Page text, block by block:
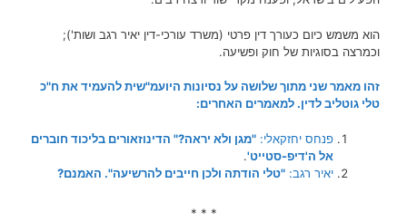
הוא משמש כיום כעורך דין פרטי (משרד עורכי-דין‏ יאיר רגב ושות');
וכמרצה בסוגיות של חוק ופשיעה.
זהו מאמר שני מתוך שלושה על נסיונות היועמ"שית להעמיד את ח"כ
טלי גוטליב לדין. למאמרים האחרים:
פנחס יחזקאלי: "מגן ולא יראה?" הדינוזאורים בליכוד חוברים
אל ה'דיפ-סטייט'.
יאיר רגב: "טלי הודתה ולכן חייבים להרשיעה". האמנם?
* * *